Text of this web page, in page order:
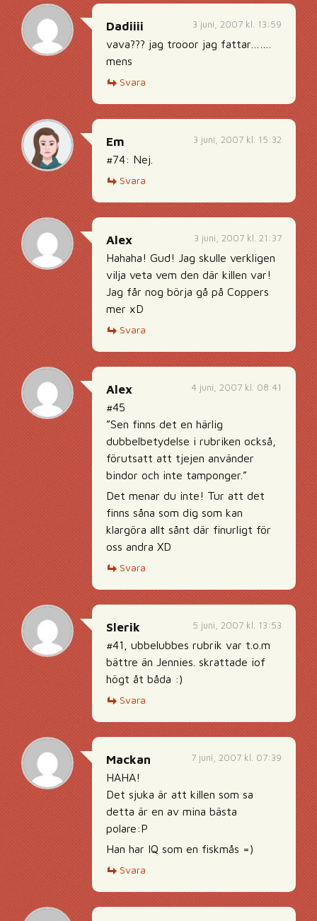
3 juni, 2007 kl. 13:59
Dadiiii
vava??? jag trooor jag fattar…….
mens
Svara
3 juni, 2007 kl. 15:32
Em
#74: Nej.
Svara
3 juni, 2007 kl. 21:37
Alex
Hahaha! Gud! Jag skulle verkligen
vilja veta vem den där killen var!
Jag får nog börja gå på Coppers
mer xD
Svara
4 juni, 2007 kl. 08:41
Alex
#45
”Sen finns det en härlig
dubbelbetydelse i rubriken också,
förutsatt att tjejen använder
bindor och inte tamponger.”
Det menar du inte! Tur att det
finns såna som dig som kan
klargöra allt sånt där finurligt för
oss andra XD
Svara
5 juni, 2007 kl. 13:53
Slerik
#41, ubbelubbes rubrik var t.o.m
bättre än Jennies. skrattade iof
högt åt båda :)
Svara
7 juni, 2007 kl. 07:39
Mackan
HAHA!
Det sjuka är att killen som sa
detta är en av mina bästa
polare:P
Han har IQ som en fiskmås =)
Svara